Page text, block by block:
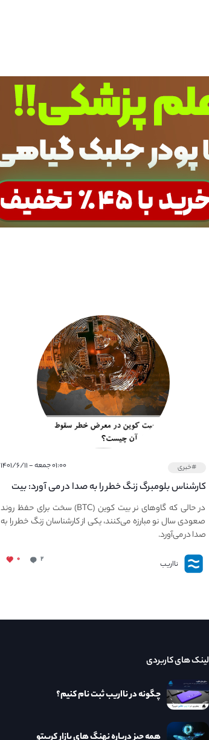
#خبری ۰۱:۰۰ جمعه - ۱۴۰۱/۶/۱۱
کارشناس بلومبرگ زنگ خطر را به صدا در می آورد: بیت
کوین در معرض خطر سقوط بزرگ است - دلیل آن
چیست؟
در حالی که گاوهای نر بیت کوین (BTC) سخت برای حفظ روند
صعودی سال نو مبارزه می‌کنند، یکی از کارشناسان زنگ خطر را به
صدا در می‌آورد.
نااریب ۲ ۰
لینک های کاربردی
چگونه در نااریب ثبت نام کنیم؟